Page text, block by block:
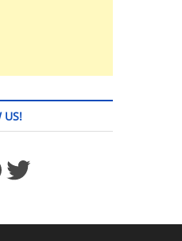
US!
Twitter